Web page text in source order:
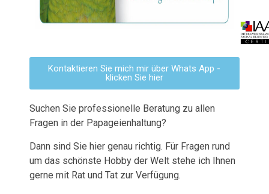
Kontaktieren Sie mich mir über Whats App -
klicken Sie hier
Suchen Sie professionelle Beratung zu allen
Fragen in der Papageienhaltung?
Dann sind Sie hier genau richtig. Für Fragen rund
um das schönste Hobby der Welt stehe ich Ihnen
gerne mit Rat und Tat zur Verfügung.